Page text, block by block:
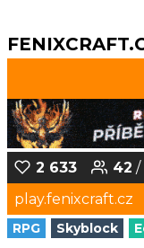
2 633 42 /
play.fenixcraft.cz
RPG Skyblock